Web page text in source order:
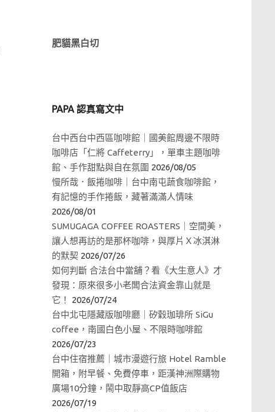
肥貓黑白切
PAPA 認真寫文中
台中西台中西區咖啡館｜國美館周邊不限時
咖啡店「仁將 Caffeterry」，單車主題咖啡
館、手作甜點與自在氛圍 2026/08/05
慢所哉．飯捲咖啡｜台中南屯蔬食咖啡館，
有記憶的手作捲飯，藏著滿滿人情味
2026/08/01
SUMUGAGA COFFEE ROASTERS｜空間美，
讓人想再訪的是那杯咖啡，與厚片Ｘ冰淇淋
的默契 2026/07/26
如何判斷 合法台中當舖？看《大生意人》才
發現：原來很多小老闆合法資金靠山就是
它！
2026/07/24
台中北屯隱藏版咖啡廳｜矽穀珈琲所 SiGu
coffee，南國白色小屋、不限時咖啡館
2026/07/23
台中住宿推薦｜城市漫遊行旅 Hotel Ramble
開箱，附早餐、免費停車，距漢神洲際購物
廣場10分鐘，鬧中取靜高CP值飯店
2026/07/19